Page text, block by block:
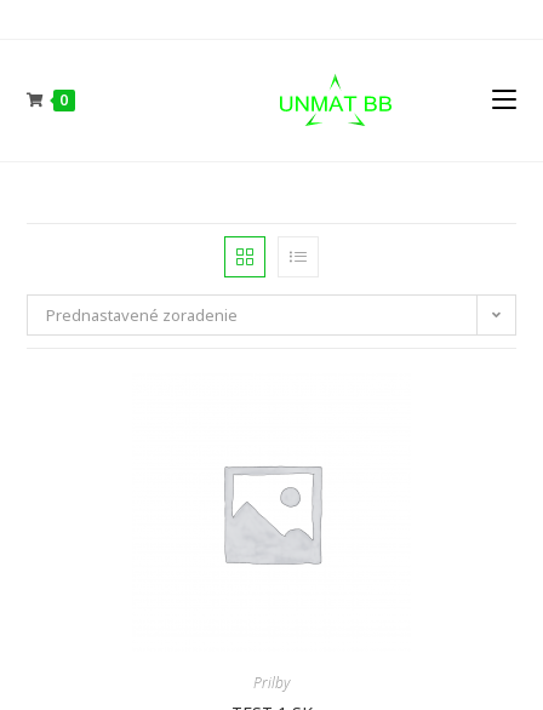
0
Prednastavené zoradenie
Prilby